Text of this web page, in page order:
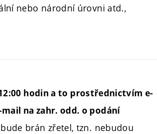
nebo národní úrovni atd.,
hodin a to prostřednictvím e-
na zahr. odd. o podání
brán zřetel, tzn. nebudou